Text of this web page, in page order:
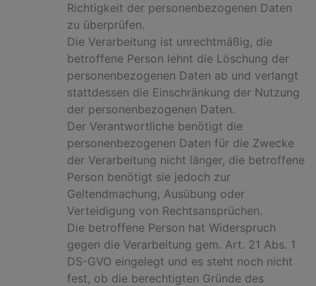
Richtigkeit der personenbezogenen Daten
zu überprüfen.
Die Verarbeitung ist unrechtmäßig, die
betroffene Person lehnt die Löschung der
personenbezogenen Daten ab und verlangt
stattdessen die Einschränkung der Nutzung
der personenbezogenen Daten.
Der Verantwortliche benötigt die
personenbezogenen Daten für die Zwecke
der Verarbeitung nicht länger, die betroffene
Person benötigt sie jedoch zur
Geltendmachung, Ausübung oder
Verteidigung von Rechtsansprüchen.
Die betroffene Person hat Widerspruch
gegen die Verarbeitung gem. Art. 21 Abs. 1
DS-GVO eingelegt und es steht noch nicht
fest, ob die berechtigten Gründe des